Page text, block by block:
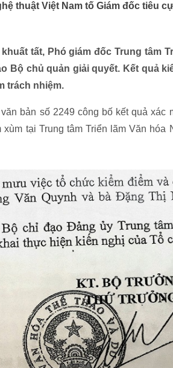
thuật Việt Nam tố Giám đốc tiêu
tất, Phó giám đốc Trung tâm
Bộ chủ quản giải quyết. Kết quả
trách nhiệm.
bản số 2249 công bố kết quả xác
tại Trung tâm Triển lãm Văn hóa